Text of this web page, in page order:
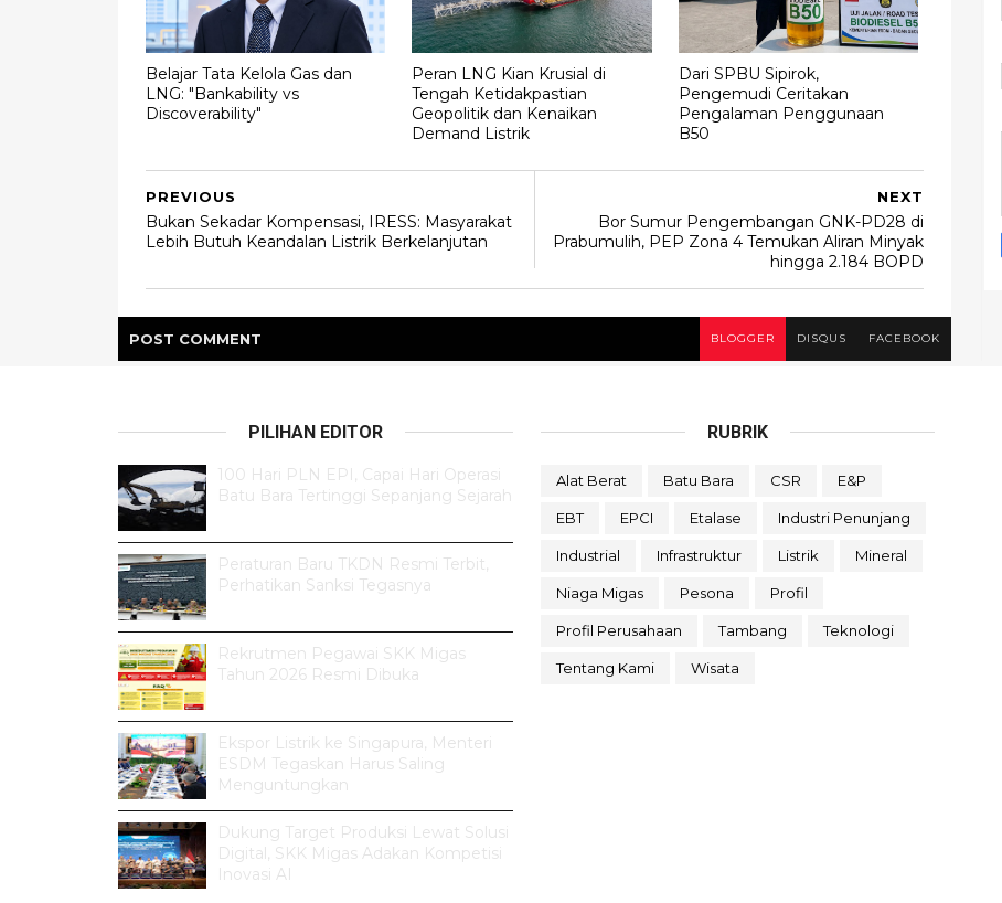
Belajar Tata Kelola Gas dan
LNG: "Bankability vs
Discoverability"
Peran LNG Kian Krusial di
Tengah Ketidakpastian
Geopolitik dan Kenaikan
Demand Listrik
Dari SPBU Sipirok,
Pengemudi Ceritakan
Pengalaman Penggunaan
B50
NEXT
Bor Sumur Pengembangan GNK-PD28 di
Prabumulih, PEP Zona 4 Temukan Aliran Minyak
hingga 2.184 BOPD
PREVIOUS
Bukan Sekadar Kompensasi, IRESS: Masyarakat
Lebih Butuh Keandalan Listrik Berkelanjutan
POST COMMENT BLOGGER DISQUS FACEBOOK
PILIHAN EDITOR
100 Hari PLN EPI, Capai Hari Operasi
Batu Bara Tertinggi Sepanjang Sejarah
Peraturan Baru TKDN Resmi Terbit,
Perhatikan Sanksi Tegasnya
Rekrutmen Pegawai SKK Migas
Tahun 2026 Resmi Dibuka
Ekspor Listrik ke Singapura, Menteri
ESDM Tegaskan Harus Saling
Menguntungkan
Dukung Target Produksi Lewat Solusi
Digital, SKK Migas Adakan Kompetisi
Inovasi AI
RUBRIK
Alat Berat Batu Bara CSR E&P
EBT EPCI Etalase Industri Penunjang
Industrial Infrastruktur Listrik Mineral
Niaga Migas Pesona Profil
Profil Perusahaan Tambang Teknologi
Tentang Kami Wisata